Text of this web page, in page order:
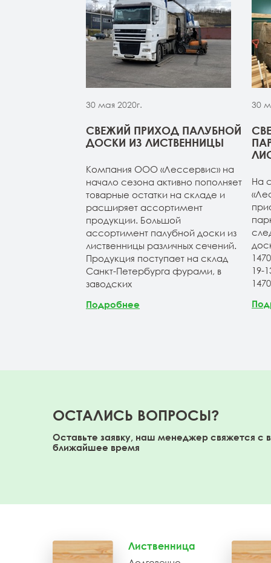
30 мая 2020г.
СВЕЖИЙ ПРИХОД ПАЛУБНОЙ
ДОСКИ ИЗ ЛИСТВЕННИЦЫ
Компания ООО «Лессервис» на
начало сезона активно пополняет
товарные остатки на складе и
расширяет ассортимент
продукции. Большой
ассортимент палубной доски из
лиственницы различных сечений.
Продукция поступает на склад
Санкт-Петербурга фурами, в
заводских
Подробнее
30
На
19-
ОСТАЛИСЬ ВОПРОСЫ?
Оставьте заявку, наш менеджер свяжется с
ближайшее время
Лиственница